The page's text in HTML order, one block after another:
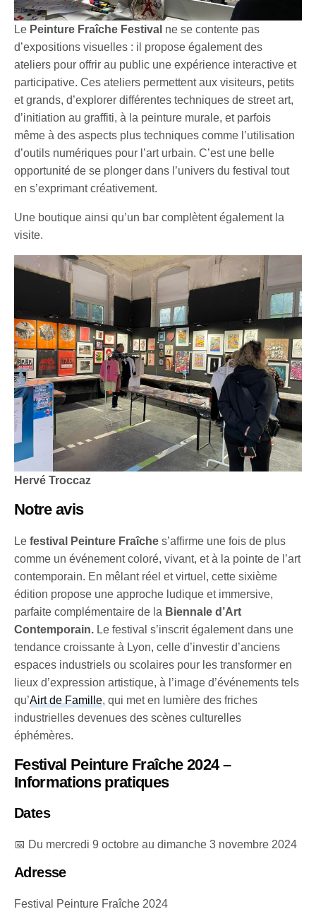
Le Peinture Fraîche Festival ne se contente pas
d’expositions visuelles : il propose également des
ateliers pour offrir au public une expérience interactive et
participative. Ces ateliers permettent aux visiteurs, petits
et grands, d’explorer différentes techniques de street art,
d’initiation au graffiti, à la peinture murale, et parfois
même à des aspects plus techniques comme l’utilisation
d’outils numériques pour l’art urbain. C’est une belle
opportunité de se plonger dans l’univers du festival tout
en s’exprimant créativement.
Une boutique ainsi qu’un bar complètent également la
visite.
Hervé Troccaz
Notre avis
Le festival Peinture Fraîche s’affirme une fois de plus
comme un événement coloré, vivant, et à la pointe de l’art
contemporain. En mêlant réel et virtuel, cette sixième
édition propose une approche ludique et immersive,
parfaite complémentaire de la Biennale d’Art
Contemporain. Le festival s’inscrit également dans une
tendance croissante à Lyon, celle d’investir d’anciens
espaces industriels ou scolaires pour les transformer en
lieux d’expression artistique, à l’image d’événements tels
qu’Airt de Famille, qui met en lumière des friches
industrielles devenues des scènes culturelles
éphémères.
Festival Peinture Fraîche 2024 –
Informations pratiques
Dates
📅 Du mercredi 9 octobre au dimanche 3 novembre 2024
Adresse
Festival Peinture Fraîche 2024